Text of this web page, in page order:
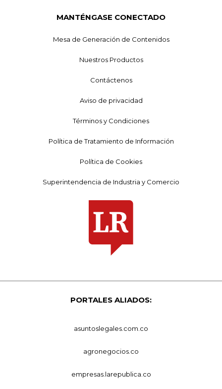
MANTÉNGASE CONECTADO
Mesa de Generación de Contenidos
Nuestros Productos
Contáctenos
Aviso de privacidad
Términos y Condiciones
Política de Tratamiento de Información
Política de Cookies
Superintendencia de Industria y Comercio
PORTALES ALIADOS:
asuntoslegales.com.co
agronegocios.co
empresas.larepublica.co